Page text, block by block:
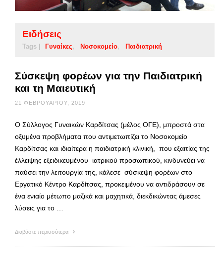
Ειδήσεις
Tags | Γυναίκες Νοσοκομείο Παιδιατρική
Σύσκεψη φορέων για την Παιδιατρική
και τη Μαιευτική
21 ΦΕΒΡΟΥΑΡΊΟΥ, 2019
Ο Σύλλογος Γυναικών Καρδίτσας (μέλος ΟΓΕ), μπροστά στα
οξυμένα προβλήματα που αντιμετωπίζει το Νοσοκομείο
Καρδίτσας και ιδιαίτερα η παιδιατρική κλινική, που εξαιτίας της
έλλειψης εξειδικευμένου ιατρικού προσωπικού, κινδυνεύει να
παύσει την λειτουργία της, κάλεσε σύσκεψη φορέων στο
Εργατικό Κέντρο Καρδίτσας, προκειμένου να αντιδράσουν σε
ένα ενιαίο μέτωπο μαζικά και μαχητικά, διεκδικώντας άμεσες
λύσεις για το …
Διαβάστε περισσότερα